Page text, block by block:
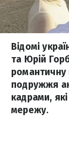
Відомі
та Юрій
романтичну
подружжя
кадрами,
мережу.